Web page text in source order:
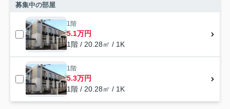
募集中の部屋
1階
5.1万円
1階 / 20.28㎡ / 1K
1階
5.3万円
1階 / 20.28㎡ / 1K